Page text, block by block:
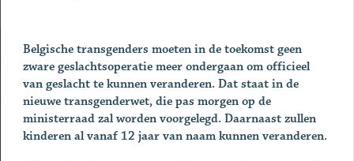
Belgische transgenders moeten in de toekomst geen
zware geslachtsoperatie meer ondergaan om officieel
van geslacht te kunnen veranderen. Dat staat in de
nieuwe transgenderwet, die pas morgen op de
ministerraad zal worden voorgelegd. Daarnaast zullen
kinderen al vanaf 12 jaar van naam kunnen veranderen.